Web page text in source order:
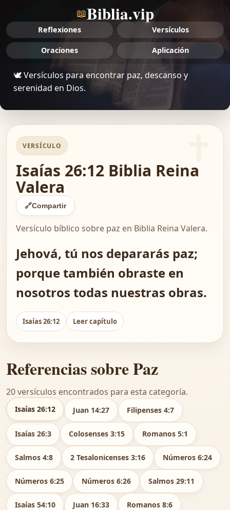
📖Biblia.vip
Reflexiones Versículos
Oraciones Aplicación
🕊️ Versículos para encontrar paz, descanso y
serenidad en Dios.
VERSÍCULO
Isaías 26:12 Biblia Reina
Valera
🔗Compartir
Versículo bíblico sobre paz en Biblia Reina Valera.
Jehová, tú nos depararás paz;
porque también obraste en
nosotros todas nuestras obras.
Isaías 26:12 Leer capítulo
Referencias sobre Paz
20 versículos encontrados para esta categoría.
Isaías 26:12 Juan 14:27 Filipenses 4:7
Isaías 26:3 Colosenses 3:15 Romanos 5:1
Salmos 4:8 2 Tesalonicenses 3:16 Números 6:24
Números 6:25 Números 6:26 Salmos 29:11
Isaías 54:10 Juan 16:33 Romanos 8:6